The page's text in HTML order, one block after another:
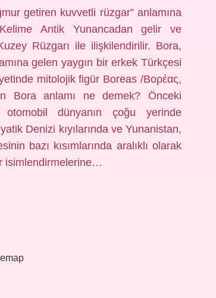
getiren kuvvetli rüzgar” anlamına
Antik Yunancadan gelir ve
Rüzgarı ile ilişkilendirilir. Bora,
gelen yaygın bir erkek Türkçesi
mitolojik figür Boreas /Βορέας,
Bora anlamı ne demek? Önceki
dünyanın çoğu yerinde
Denizi kıyılarında ve Yunanistan,
bazı kısımlarında aralıklı olarak
isimlendirmelerine…